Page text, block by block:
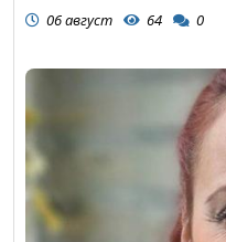
06 август 64 0